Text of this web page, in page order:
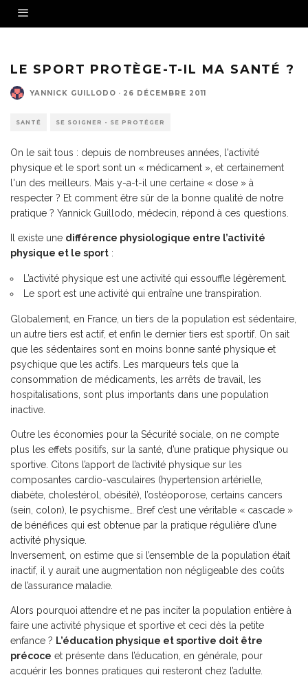
LE SPORT PROTÈGE-T-IL MA SANTÉ ?
YANNICK GUILLODO · 26 DÉCEMBRE 2011
SANTÉ SE SOIGNER - SE PROTÉGER
On le sait tous : depuis de nombreuses années, l'activité
physique et le sport sont un « médicament », et certainement
l'un des meilleurs. Mais y-a-t-il une certaine « dose » à
respecter ? Et comment être sûr de la bonne qualité de notre
pratique ? Yannick Guillodo, médecin, répond à ces questions.
Il existe une différence physiologique entre l’activité
physique et le sport :
L’activité physique est une activité qui essouffle légèrement.
Le sport est une activité qui entraîne une transpiration.
Globalement, en France, un tiers de la population est sédentaire,
un autre tiers est actif, et enfin le dernier tiers est sportif. On sait
que les sédentaires sont en moins bonne santé physique et
psychique que les actifs. Les marqueurs tels que la
consommation de médicaments, les arrêts de travail, les
hospitalisations, sont plus importants dans une population
inactive.
Outre les économies pour la Sécurité sociale, on ne compte
plus les effets positifs, sur la santé, d’une pratique physique ou
sportive. Citons l’apport de l’activité physique sur les
composantes cardio-vasculaires (hypertension artérielle,
diabète, cholestérol, obésité), l’ostéoporose, certains cancers
(sein, colon), le psychisme… Bref c’est une véritable « cascade »
de bénéfices qui est obtenue par la pratique régulière d’une
activité physique.
Inversement, on estime que si l’ensemble de la population était
inactif, il y aurait une augmentation non négligeable des coûts
de l’assurance maladie.
Alors pourquoi attendre et ne pas inciter la population entière à
faire une activité physique et sportive et ceci dès la petite
enfance ? L’éducation physique et sportive doit être
précoce et présente dans l’éducation, en générale, pour
acquérir les bonnes pratiques qui resteront chez l’adulte.